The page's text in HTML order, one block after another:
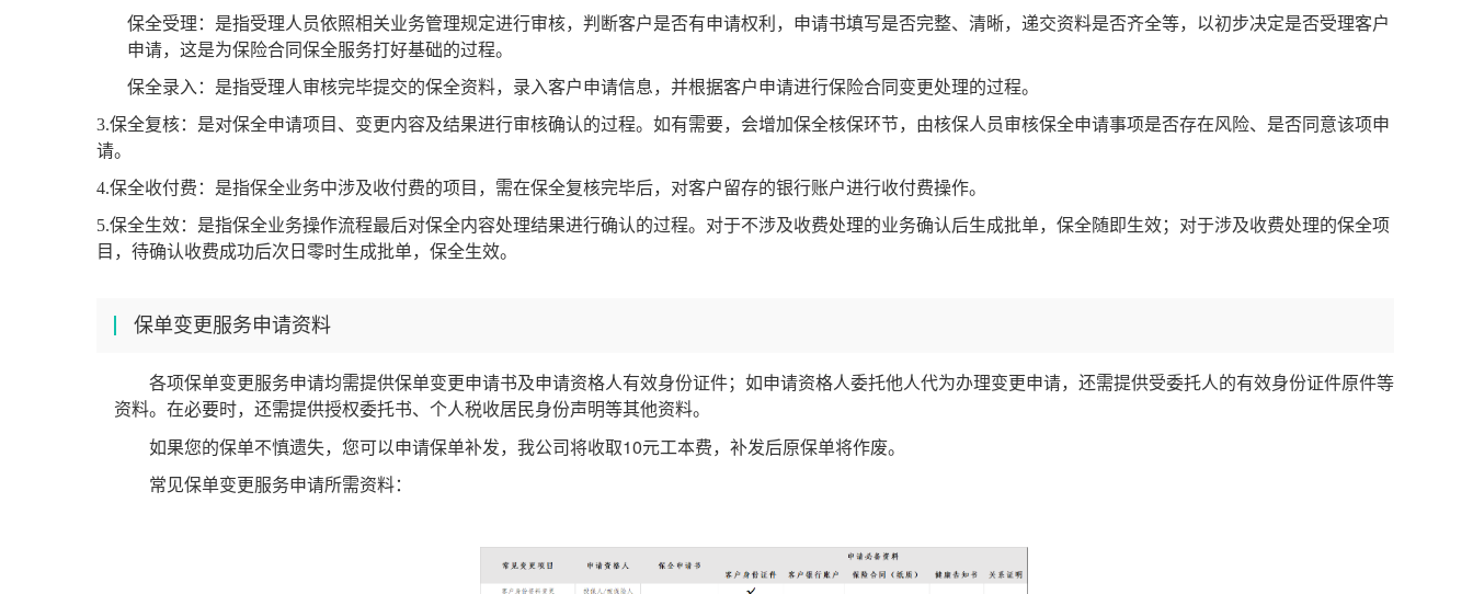
保全受理：是指受理人员依照相关业务管理规定进行审核，判断客户是否有申请权利，申请书填写是否完整、清晰，递交资料是否齐全等，以初步决定是否受理客户
申请，这是为保险合同保全服务打好基础的过程。
保全录入：是指受理人审核完毕提交的保全资料，录入客户申请信息，并根据客户申请进行保险合同变更处理的过程。
3.保全复核：是对保全申请项目、变更内容及结果进行审核确认的过程。如有需要，会增加保全核保环节，由核保人员审核保全申请事项是否存在风险、是否同意该项申
请。
4.保全收付费：是指保全业务中涉及收付费的项目，需在保全复核完毕后，对客户留存的银行账户进行收付费操作。
5.保全生效：是指保全业务操作流程最后对保全内容处理结果进行确认的过程。对于不涉及收费处理的业务确认后生成批单，保全随即生效；对于涉及收费处理的保全项
目，待确认收费成功后次日零时生成批单，保全生效。
保单变更服务申请资料
各项保单变更服务申请均需提供保单变更申请书及申请资格人有效身份证件；如申请资格人委托他人代为办理变更申请，还需提供受委托人的有效身份证件原件等
资料。在必要时，还需提供授权委托书、个人税收居民身份声明等其他资料。
如果您的保单不慎遗失，您可以申请保单补发，我公司将收取10元工本费，补发后原保单将作废。
常见保单变更服务申请所需资料：